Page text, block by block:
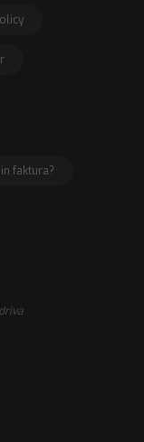
faktura?